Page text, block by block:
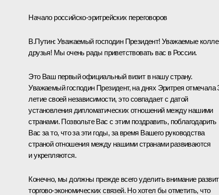
Начало российско-эритрейских переговоров
В.Путин: Уважаемый господин Президент! Уважаемые
друзья! Мы очень рады приветствовать вас в России.
Это Ваш первый официальный визит в нашу страну.
Уважаемый господин Президент, на днях Эритрея отмечала
летие своей независимости, это совпадает с датой
установления дипломатических отношений между нашими
странами. Позвольте Вас с этим поздравить, поблагодарить
Вас за то, что за эти годы, за время Вашего руководства
страной отношения между нашими странами развиваются
и укрепляются.
Конечно, мы должны прежде всего уделить внимание
торгово-экономических связей. Но хотел бы отметить, что